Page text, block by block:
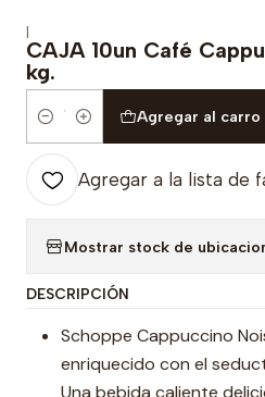
|
CAJA 10un Café
kg.
Cantidad
Agregar al carro
Agregar a la lista de
Mostrar stock de
DESCRIPCIÓN
Schoppe Cappuccino
enriquecido con el
Una bebida caliente